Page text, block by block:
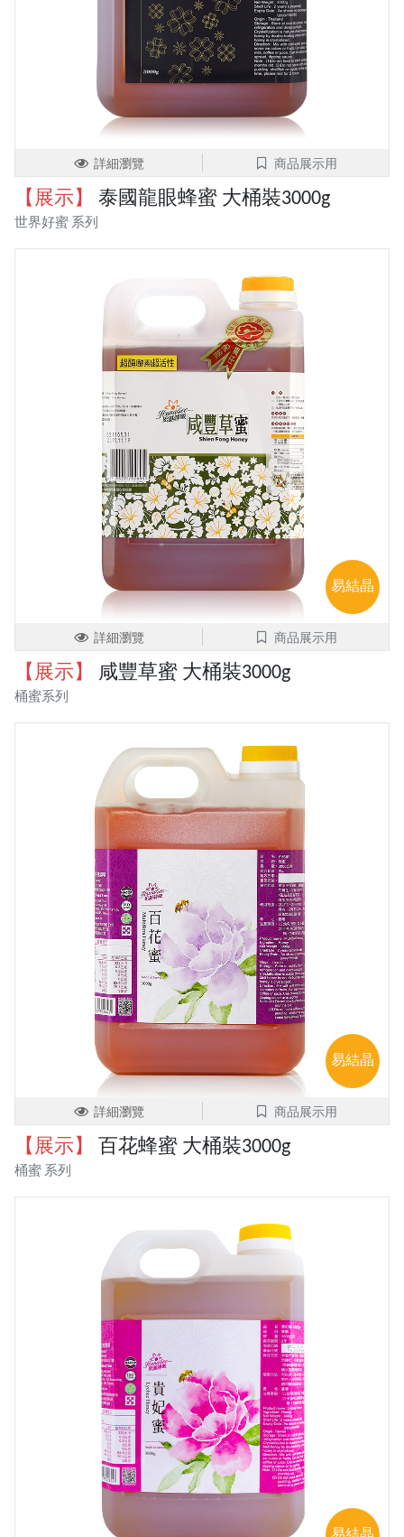
詳細瀏覽 商品展示用
【展示】 泰國龍眼蜂蜜 大桶裝3000g
世界好蜜 系列
易結晶
詳細瀏覽 商品展示用
【展示】 咸豐草蜜 大桶裝3000g
桶蜜系列
易結晶
詳細瀏覽 商品展示用
【展示】 百花蜂蜜 大桶裝3000g
桶蜜 系列